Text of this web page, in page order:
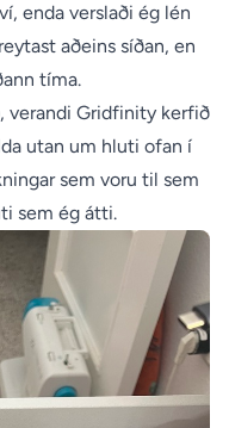
enda verslaði ég lén
aðeins síðan, en
tíma.
verandi Gridfinity kerfið
utan um hluti ofan í
sem voru til sem
sem ég átti.